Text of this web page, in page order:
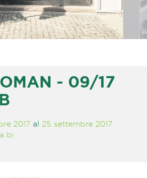
- 09/17
2017 al 25 settembre 2017
bi